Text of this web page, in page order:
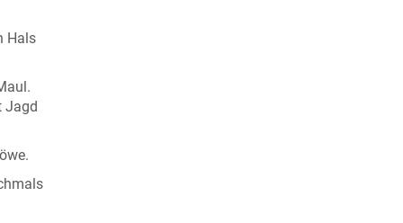
Hals
Jagd